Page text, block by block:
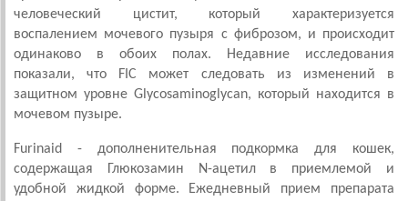
человеческий цистит, который характеризуется
воспалением мочевого пузыря с фиброзом, и происходит
одинаково в обоих полах. Недавние исследования
показали, что FIC может следовать из изменений в
защитном уровне Glycosaminoglycan, который находится в
мочевом пузыре.
Furinaid - дополненительная подкормка для кошек,
содержащая Глюкозамин N-ацетил в приемлемой и
удобной жидкой форме. Ежедневный прием препарата